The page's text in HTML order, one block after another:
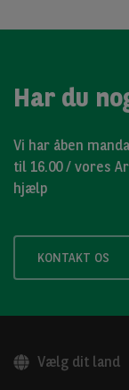
Har du
Vi har åben
til 16.00 / vores
hjælp
KONTAKT OS
Vælg dit land